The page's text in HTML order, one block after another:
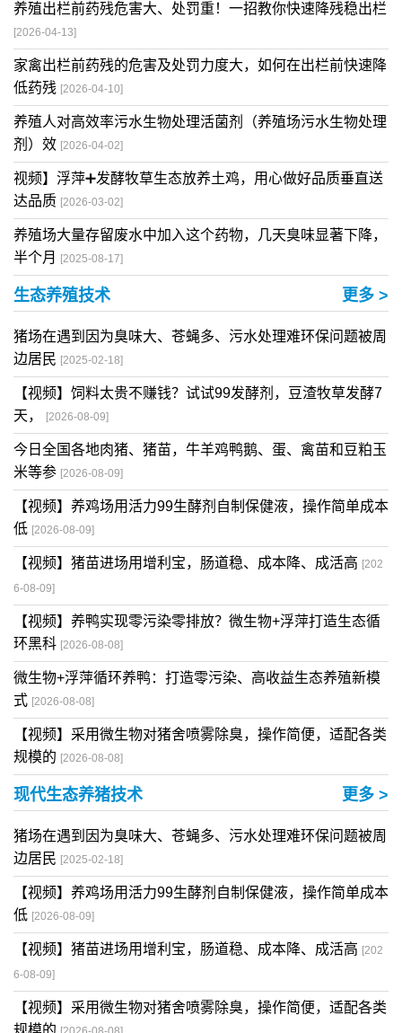
养殖出栏前药残危害大、处罚重！一招教你快速降残稳出栏
[2026-04-13]
家禽出栏前药残的危害及处罚力度大，如何在出栏前快速降
低药残 [2026-04-10]
养殖人对高效率污水生物处理活菌剂（养殖场污水生物处理
剂）效 [2026-04-02]
视频】浮萍➕发酵牧草生态放养土鸡，用心做好品质垂直送
达品质 [2026-03-02]
养殖场大量存留废水中加入这个药物，几天臭味显著下降，
半个月
[2025-08-17]
生态养殖技术 更多 >
猪场在遇到因为臭味大、苍蝇多、污水处理难环保问题被周
边居民 [2025-02-18]
【视频】饲料太贵不赚钱？试试99发酵剂，豆渣牧草发酵7
天，
[2026-08-09]
今日全国各地肉猪、猪苗，牛羊鸡鸭鹅、蛋、禽苗和豆粕玉
米等参 [2026-08-09]
【视频】养鸡场用活力99生酵剂自制保健液，操作简单成本
低 [2026-08-09]
【视频】猪苗进场用增利宝，肠道稳、成本降、成活高 [202
6-08-09]
【视频】养鸭实现零污染零排放？微生物+浮萍打造生态循
环黑科 [2026-08-08]
微生物+浮萍循环养鸭：打造零污染、高收益生态养殖新模
式 [2026-08-08]
【视频】采用微生物对猪舍喷雾除臭，操作简便，适配各类
规模的 [2026-08-08]
现代生态养猪技术 更多 >
猪场在遇到因为臭味大、苍蝇多、污水处理难环保问题被周
边居民 [2025-02-18]
【视频】养鸡场用活力99生酵剂自制保健液，操作简单成本
低 [2026-08-09]
【视频】猪苗进场用增利宝，肠道稳、成本降、成活高 [202
6-08-09]
【视频】采用微生物对猪舍喷雾除臭，操作简便，适配各类